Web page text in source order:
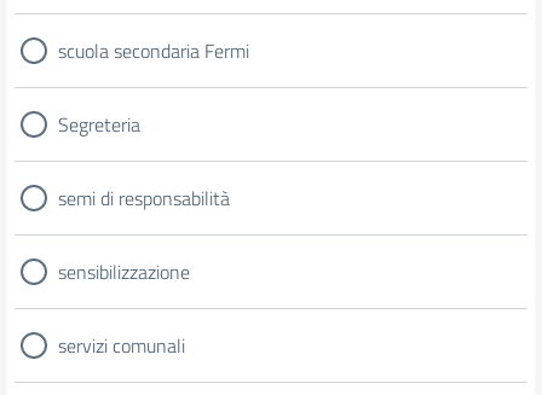
scuola secondaria Fermi
Segreteria
semi di responsabilità
sensibilizzazione
servizi comunali